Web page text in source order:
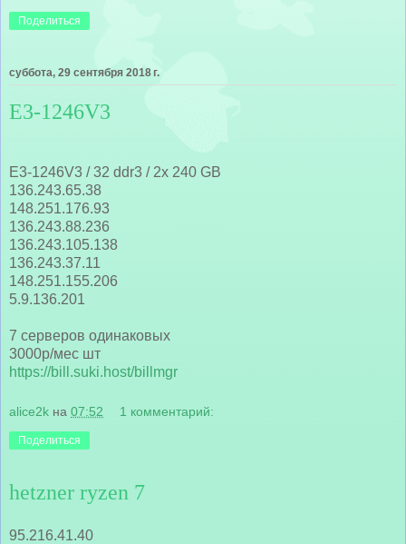
Поделиться
суббота, 29 сентября 2018 г.
E3-1246V3
E3-1246V3 / 32 ddr3 / 2x 240 GB
136.243.65.38
148.251.176.93
136.243.88.236
136.243.105.138
136.243.37.11
148.251.155.206
5.9.136.201
7 серверов одинаковых
3000р/мес шт
https://bill.suki.host/billmgr
alice2k на 07:52 1 комментарий:
Поделиться
hetzner ryzen 7
95.216.41.40